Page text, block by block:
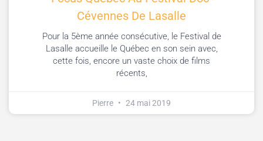
Cévennes De Lasalle
Pour la 5ème année consécutive, le Festival de
Lasalle accueille le Québec en son sein avec,
cette fois, encore un vaste choix de films
récents,
Pierre 24 mai 2019